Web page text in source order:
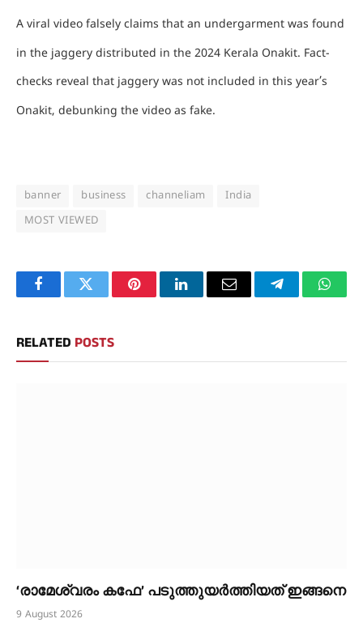
A viral video falsely claims that an undergarment was found
in the jaggery distributed in the 2024 Kerala Onakit. Fact-
checks reveal that jaggery was not included in this year’s
Onakit, debunking the video as fake.
banner business channeliam
India
MOST VIEWED
FacebookTwitter PinterestLinkedInEmail Telegram
RELATED POSTS
‘രാമേശ്വരം കഫേ’ പടുത്തുയർത്തിയത് ഇങ്ങനെ
9 August 2026